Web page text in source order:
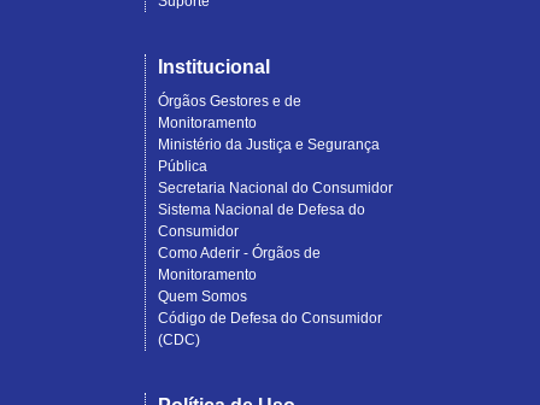
Institucional
Órgãos Gestores e de
Monitoramento
Ministério da Justiça e Segurança
Pública
Secretaria Nacional do Consumidor
Sistema Nacional de Defesa do
Consumidor
Como Aderir - Órgãos de
Monitoramento
Quem Somos
Código de Defesa do Consumidor
(CDC)